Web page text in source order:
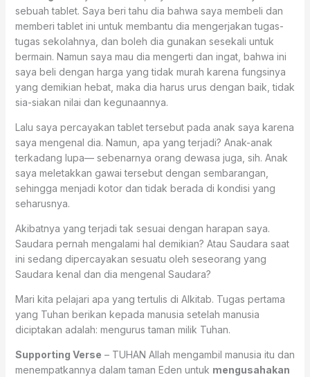
sebuah tablet. Saya beri tahu dia bahwa saya membeli dan
memberi tablet ini untuk membantu dia mengerjakan tugas-
tugas sekolahnya, dan boleh dia gunakan sesekali untuk
bermain. Namun saya mau dia mengerti dan ingat, bahwa ini
saya beli dengan harga yang tidak murah karena fungsinya
yang demikian hebat, maka dia harus urus dengan baik, tidak
sia-siakan nilai dan kegunaannya.
Lalu saya percayakan tablet tersebut pada anak saya karena
saya mengenal dia. Namun, apa yang terjadi? Anak-anak
terkadang lupa— sebenarnya orang dewasa juga, sih. Anak
saya meletakkan gawai tersebut dengan sembarangan,
sehingga menjadi kotor dan tidak berada di kondisi yang
seharusnya.
Akibatnya yang terjadi tak sesuai dengan harapan saya.
Saudara pernah mengalami hal demikian? Atau Saudara saat
ini sedang dipercayakan sesuatu oleh seseorang yang
Saudara kenal dan dia mengenal Saudara?
Mari kita pelajari apa yang tertulis di Alkitab. Tugas pertama
yang Tuhan berikan kepada manusia setelah manusia
diciptakan adalah: mengurus taman milik Tuhan.
Supporting Verse – TUHAN Allah mengambil manusia itu dan
menempatkannya dalam taman Eden untuk mengusahakan